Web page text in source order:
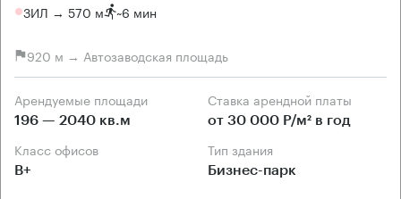
ЗИЛ → 570 м ~6 мин
920 м → Автозаводская площадь
Арендуемые площади
196 — 2040 кв.м
Ставка арендной платы
от 30 000 Р/м² в год
Класс офисов
B+
Тип здания
Бизнес-парк